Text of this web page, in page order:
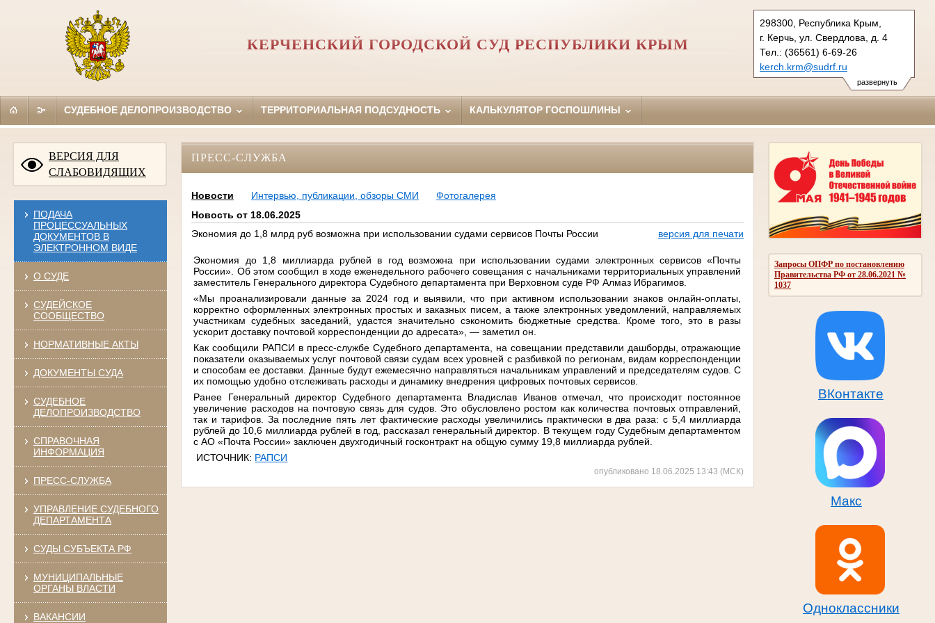
развернуть
298300, Республика Крым,
г. Керчь, ул. Свердлова, д. 4
Тел.: (36561) 6-69-26
kerch.krm@sudrf.ru
КЕРЧЕНСКИЙ ГОРОДСКОЙ СУД РЕСПУБЛИКИ КРЫМ
СУДЕБНОЕ ДЕЛОПРОИЗВОДСТВО ТЕРРИТОРИАЛЬНАЯ ПОДСУДНОСТЬ КАЛЬКУЛЯТОР ГОСПОШЛИНЫ
ВЕРСИЯ ДЛЯ
СЛАБОВИДЯЩИХ
ПОДАЧА
ПРОЦЕССУАЛЬНЫХ
ДОКУМЕНТОВ В
ЭЛЕКТРОННОМ ВИДЕ
О СУДЕ
СУДЕЙСКОЕ
СООБЩЕСТВО
НОРМАТИВНЫЕ АКТЫ
ДОКУМЕНТЫ СУДА
СУДЕБНОЕ
ДЕЛОПРОИЗВОДСТВО
СПРАВОЧНАЯ
ИНФОРМАЦИЯ
ПРЕСС-СЛУЖБА
УПРАВЛЕНИЕ СУДЕБНОГО
ДЕПАРТАМЕНТА
СУДЫ СУБЪЕКТА РФ
МУНИЦИПАЛЬНЫЕ
ОРГАНЫ ВЛАСТИ
ВАКАНСИИ
Запросы ОПФР по постановлению
Правительства РФ от 28.06.2021 №
1037
ВКонтакте
Макс
Одноклассники
ПРЕСС-СЛУЖБА
Новости Интервью, публикации, обзоры СМИ
Фотогалерея
Новость от 18.06.2025
Экономия до 1,8 млрд руб возможна при использовании судами сервисов Почты России
версия для печати
Экономия до 1,8 миллиарда рублей в год возможна при использовании судами электронных сервисов «Почты
России». Об этом сообщил в ходе еженедельного рабочего совещания с начальниками территориальных управлений
заместитель Генерального директора Судебного департамента при Верховном суде РФ Алмаз Ибрагимов.
«Мы проанализировали данные за 2024 год и выявили, что при активном использовании знаков онлайн-оплаты,
корректно оформленных электронных простых и заказных писем, а также электронных уведомлений, направляемых
участникам судебных заседаний, удастся значительно сэкономить бюджетные средства. Кроме того, это в разы
ускорит доставку почтовой корреспонденции до адресата», — заметил он.
Как сообщили РАПСИ в пресс-службе Судебного департамента, на совещании представили дашборды, отражающие
показатели оказываемых услуг почтовой связи судам всех уровней с разбивкой по регионам, видам корреспонденции
и способам ее доставки. Данные будут ежемесячно направляться начальникам управлений и председателям судов. С
их помощью удобно отслеживать расходы и динамику внедрения цифровых почтовых сервисов.
Ранее Генеральный директор Судебного департамента Владислав Иванов отмечал, что происходит постоянное
увеличение расходов на почтовую связь для судов. Это обусловлено ростом как количества почтовых отправлений,
так и тарифов. За последние пять лет фактические расходы увеличились практически в два раза: с 5,4 миллиарда
рублей до 10,6 миллиарда рублей в год, рассказал генеральный директор. В текущем году Судебным департаментом
с АО «Почта России» заключен двухгодичный госконтракт на общую сумму 19,8 миллиарда рублей.
ИСТОЧНИК: РАПСИ
опубликовано 18.06.2025 13:43 (МСК)